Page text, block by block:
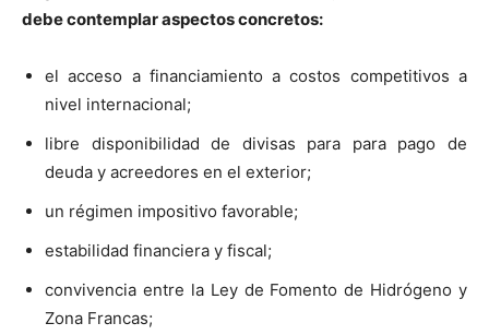
debe contemplar aspectos concretos:
el acceso a financiamiento a costos competitivos a
nivel internacional;
libre disponibilidad de divisas para para pago de
deuda y acreedores en el exterior;
un régimen impositivo favorable;
estabilidad financiera y fiscal;
convivencia entre la Ley de Fomento de Hidrógeno y
Zona Francas;